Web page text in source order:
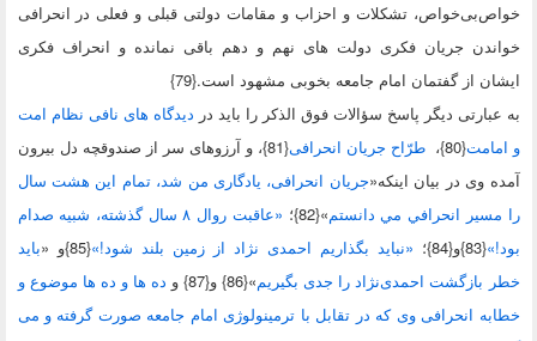
تشکلات و احزاب و مقامات دولتی قبلی و فعلی در انحرافی
جریان فکری دولت های نهم و دهم باقی نمانده و انحراف فکری
از گفتمان امام جامعه بخوبی مشهود است.{79}
دیگر پاسخ سؤالات فوق الذکر را باید دردیدگاه های نافی نظام امت
{80} ،طرّاح جریان انحرافی{81}
، و آرزوهای سر از صندوقچه دل بیرون
وی در بیان اینکه« جریان انحرافی، یادگاری من شد، تمام اين هشت سال
انحرافي مي دانستم»{82} ؛
«عاقبت روال ٨ سال گذشته، شبیه صدام
و{84} ؛«نباید بگذاریم احمدی نژاد از زمین بلند شود!»{85} و «باید
بازگشت احمدی‌نژاد را جدی بگیریم »{86} و{87} و
ده ها و ده ها موضوع و
انحرافی وی که در تقابل با ترمینولوژی امام جامعه صورت گرفته و می